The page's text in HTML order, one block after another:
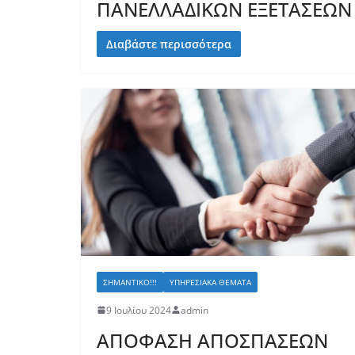
ΠΑΝΕΛΛΑΔΙΚΩΝ ΕΞΕΤΑΣΕΩΝ
Διαβάστε περισσότερα
ΣΗΜΑΝΤΙΚΌ!!! ΥΠΗΡΕΣΙΑΚΆ ΘΈΜΑΤΑ
9 Ιουλίου 2024 admin
ΑΠΟΦΑΣΗ ΑΠΟΣΠΑΣΕΩΝ